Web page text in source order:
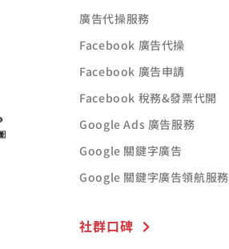
廣告代操服務
Facebook 廣告代操
Facebook 廣告申請
Facebook 稅務&發票代開
Google Ads 廣告服務
Google 關鍵字廣告
Google 關鍵字廣告領航服務
社群口碑